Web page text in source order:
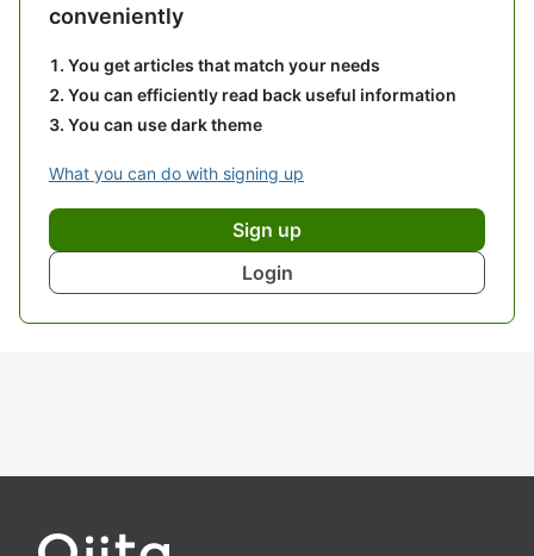
conveniently
You get articles that match your needs
You can efficiently read back useful information
You can use dark theme
What you can do with signing up
Sign up
Login